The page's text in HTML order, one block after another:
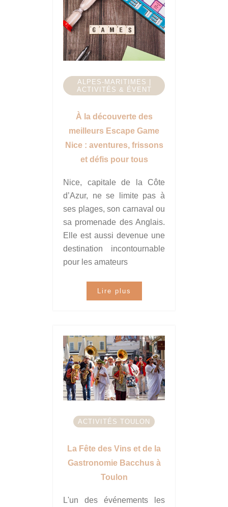
ALPES-MARITIMES |
ACTIVITÉS & ÉVENT
À la découverte des
meilleurs Escape Game
Nice : aventures, frissons
et défis pour tous
Nice, capitale de la Côte
d’Azur, ne se limite pas à
ses plages, son carnaval ou
sa promenade des Anglais.
Elle est aussi devenue une
destination incontournable
pour les amateurs
Lire plus
ACTIVITÉS TOULON
La Fête des Vins et de la
Gastronomie Bacchus à
Toulon
L'un des événements les